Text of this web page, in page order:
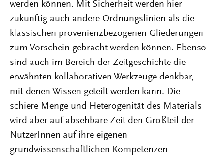
werden können. Mit Sicherheit werden hier
zukünftig auch andere Ordnungslinien als die
klassischen provenienzbezogenen Gliederungen
zum Vorschein gebracht werden können. Ebenso
sind auch im Bereich der Zeitgeschichte die
erwähnten kollaborativen Werkzeuge denkbar,
mit denen Wissen geteilt werden kann. Die
schiere Menge und Heterogenität des Materials
wird aber auf absehbare Zeit den Großteil der
NutzerInnen auf ihre eigenen
grundwissenschaftlichen Kompetenzen